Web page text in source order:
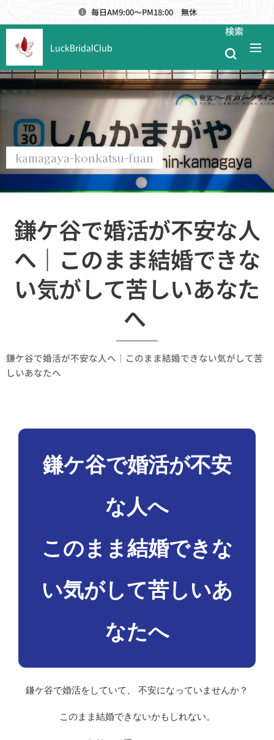
毎日AM9:00～PM18:00 無休
LuckBridalClub
検索
kamagaya-konkatsu-fuan
鎌ケ谷で婚活が不安な人
へ｜このまま結婚できな
い気がして苦しいあなた
へ
鎌ケ谷で婚活が不安な人へ｜このまま結婚できない気がして苦
しいあなたへ
鎌ケ谷で婚活が不安
な人へ
このまま結婚できな
い気がして苦しいあ
なたへ
鎌ケ谷で婚活をしていて、 不安になっていませんか？
このまま結婚できないかもしれない。